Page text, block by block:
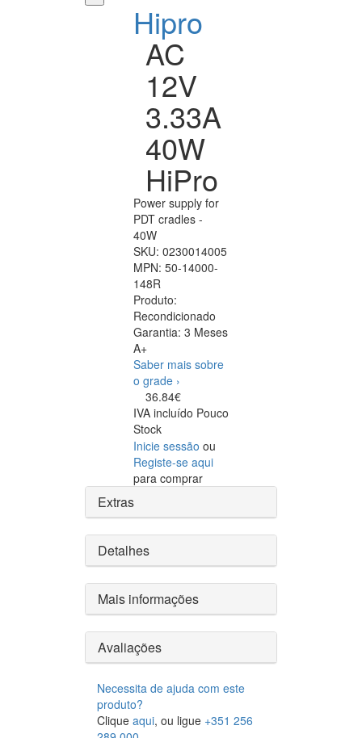
Hipro
AC
12V
3.33A
40W
HiPro
Power supply for
PDT cradles -
40W
SKU: 0230014005
MPN: 50-14000-
148R
Produto:
Recondicionado
Garantia: 3 Meses
A+
Saber mais sobre
o grade ›
36.84€
IVA incluído Pouco
Stock
Inicie sessão ou
Registe-se aqui
para comprar
Extras
Detalhes
Mais informações
Avaliações
Necessita de ajuda com este
produto?
Clique aqui, ou ligue +351 256